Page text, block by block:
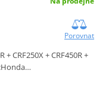
Porovnat
CRF250X + CRF450R +